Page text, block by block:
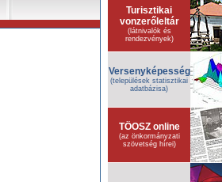
Turisztikai
vonzerőleltár
(látnivalók és
rendezvények)
Versenyképesség
(települések statisztikai
adatbázisa)
TÖOSZ online
(az önkormányzati
szövetség hírei)